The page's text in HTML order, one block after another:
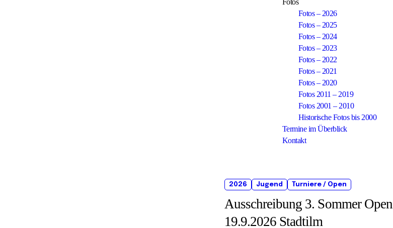
Fotos
Fotos – 2026
Fotos – 2025
Fotos – 2024
Fotos – 2023
Fotos – 2022
Fotos – 2021
Fotos – 2020
Fotos 2011 – 2019
Fotos 2001 – 2010
Historische Fotos bis 2000
Termine im Überblick
Kontakt
2026 Jugend Turniere / Open
Ausschreibung 3. Sommer Open
19.9.2026 Stadtilm